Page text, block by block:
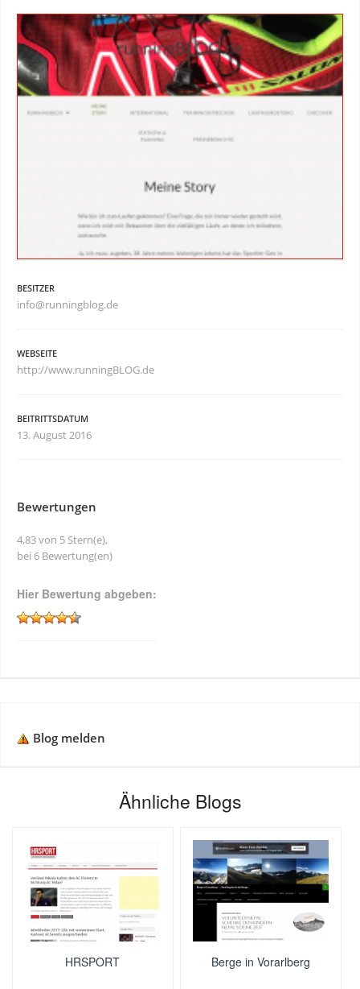
BESITZER
info@runningblog.de
WEBSEITE
http://www.runningBLOG.de
BEITRITTSDATUM
13. August 2016
Bewertungen
4,83 von 5 Stern(e),
bei 6 Bewertung(en)
Hier Bewertung abgeben:
Blog melden
Ähnliche Blogs
HRSPORT Berge in Vorarlberg